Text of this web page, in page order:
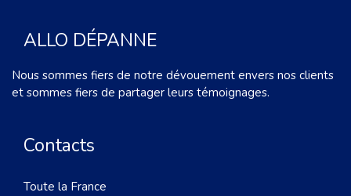
ALLO DÉPANNE
Nous sommes fiers de notre dévouement envers nos clients
et sommes fiers de partager leurs témoignages.
Contacts
Toute la France